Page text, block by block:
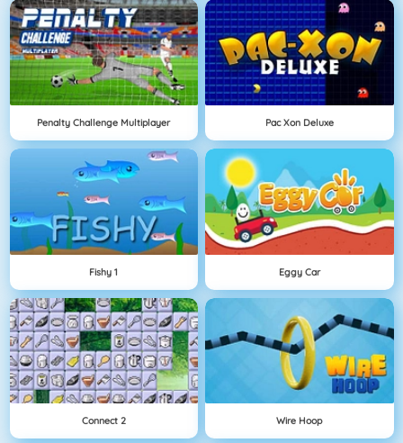
Penalty Challenge Multiplayer Pac Xon Deluxe
Fishy 1 Eggy Car
Connect 2 Wire Hoop